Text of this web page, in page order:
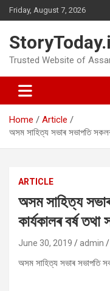
Skip
to
Friday, August 7, 2026
Trusted Website of
Home
Article
অসম সাহিত্য সভাৰ সভাপতি সকলৰ
ARTICLE
অসম সাহিত্য
কাৰ্যকালৰ বৰ্ষ তথা
June 30, 2019 admin
অসম সাহিত্য সভাৰ সভাপতি